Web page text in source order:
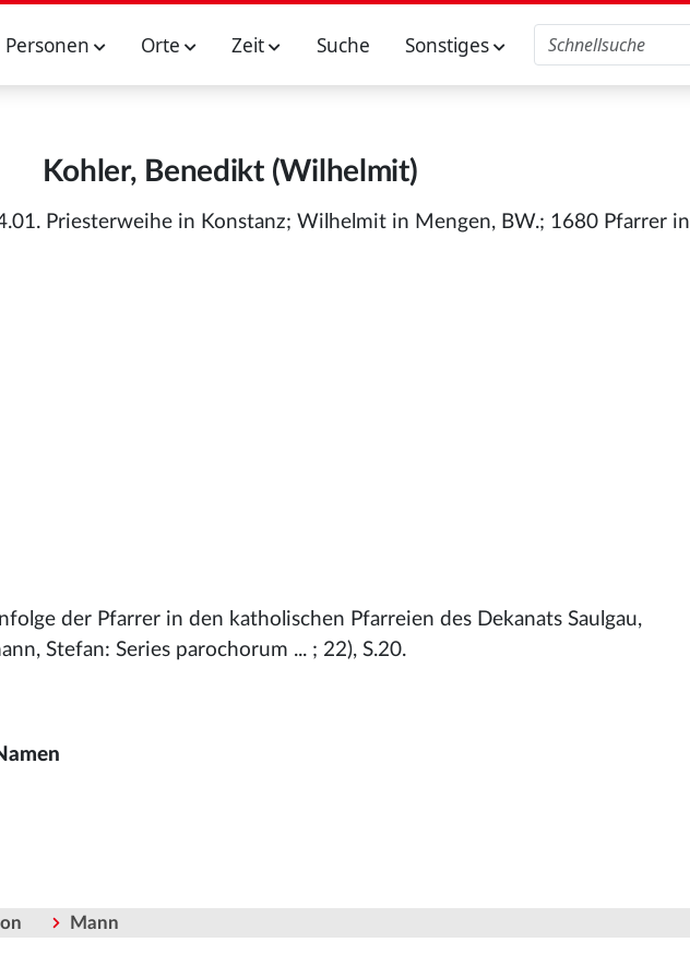
Personen Orte Zeit Suche Sonstiges
Kohler, Benedikt (Wilhelmit)
Priesterweihe in Konstanz; Wilhelmit in Mengen, BW.; 1680 Pfarrer in
der Pfarrer in den katholischen Pfarreien des Dekanats Saulgau,
Stefan: Series parochorum ... ; 22), S.20.
Mann